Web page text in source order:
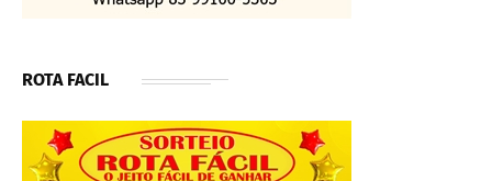
ROTA FACIL